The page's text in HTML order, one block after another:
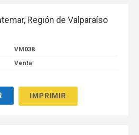
Región de Valparaíso
VM038
Venta
IMPRIMIR